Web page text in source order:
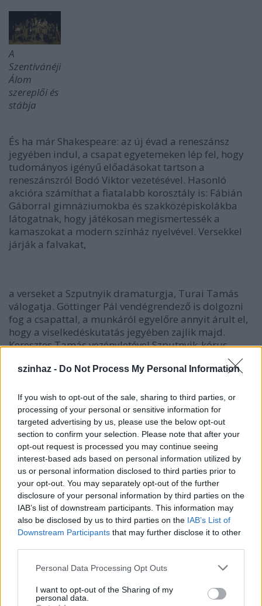
szinhaz - Do Not Process My Personal Information
If you wish to opt-out of the sale, sharing to third parties, or
processing of your personal or sensitive information for
targeted advertising by us, please use the below opt-out
section to confirm your selection. Please note that after your
opt-out request is processed you may continue seeing
interest-based ads based on personal information utilized by
us or personal information disclosed to third parties prior to
your opt-out. You may separately opt-out of the further
disclosure of your personal information by third parties on the
IAB’s list of downstream participants. This information may
also be disclosed by us to third parties on the IAB’s List of
Downstream Participants that may further disclose it to other
Please note that this website/app uses one or more Google
not limited to your visit or usage behaviour. You may click to
grant or deny consent to Google and its third-party tags to
Personal Data Processing Opt Outs
I want to opt-out of the Sharing of my
personal data.
A
Szentivánéji
Álom
szereplői és
stábja
És ha már Shakespeare: az új évad a reneszánsz
jegyében indul, a csapat egyetemeken lép fel, hogy
tudományos igényű előadásokat tartson a
reneszánszról Bodó Viktor vezetésével. Hasonló
akcióra számíthat a fiatalabb korosztály is: Fábián
Gáborral gimnáziumokba és szakközépiskolákba
látogatnak, hogy játékosan megismertessék a
kamaszokat a modern színház nyelvével. Versekkel
járják a falvakat,
a verseket a Szputnyik dramaturgja, Turai Tamás
válogatja. Göttinger Pál vendégrendező is dolgozni
fog a csapattal, a munkáról egyelőre annyit árult el,
hogy a viselkedéskutatás jegyében zajlik majd.
Keresztes Tamás vezényletével Szputnyik-kórus
alakul. A színházban szabadegyetem és filmklub
indul, rendszeresen lesznek életút-beszélgetések
játékok. A tervek között szerepel még workshop a
pármai Teatro Due-vel, vendégelőadás
Sepsiszentgyörgyön, a színház határait feszegető
kísérletek a grazi és kölni schauspielehausban, és
sok más, ami egyelőre titok, de a Szputnyik-
honlapon minden időben kiderül.
A csapatnak egyébként a MU-színház ad otthont egy
kihasználatlan épületszárnyban -
ez nyáron teljesen át lett építve, alkalmassá vált
nagyobb közönség befogadására.
A stáb rendszeresen dolgozik majd együtt más
színházakkal és vendégművészekkel - olyan nyitott